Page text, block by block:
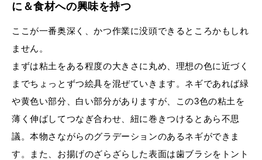
に＆食材への興味を持つ
ここが一番奥深く、かつ作業に没頭できるところかもしれ
ません。
まずは粘土をある程度の大きさに丸め、理想の色に近づく
までちょっとずつ絵具を混ぜていきます。ネギであれば緑
や黄色い部分、白い部分がありますが、この3色の粘土を
薄く伸ばしてつなぎ合わせ、紐に巻きつけるとあら不思
議。本物さながらのグラデーションのあるネギができま
す。また、お揚げのざらざらした表面は歯ブラシをトント